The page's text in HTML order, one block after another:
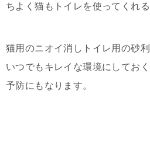
ちよく猫もトイレを使ってくれる
猫用のニオイ消しトイレ用の砂
いつでもキレイな環境にしてお
予防にもなります。